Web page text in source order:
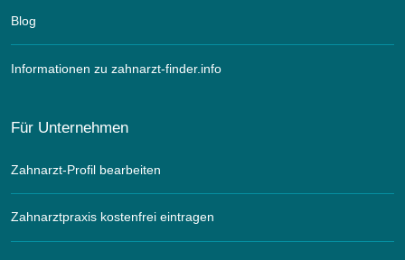
Blog
Informationen zu zahnarzt-finder.info
Für Unternehmen
Zahnarzt-Profil bearbeiten
Zahnarztpraxis kostenfrei eintragen